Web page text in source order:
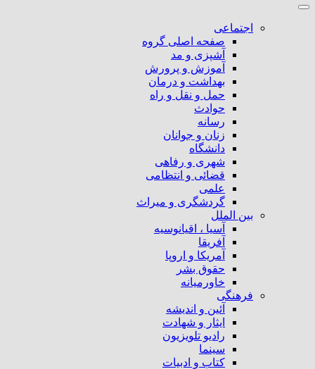
اجتماعی
صفحه اصلی گروه
آشپزی و مد
آموزش و پرورش
بهداشت و درمان
حمل و نقل و راه
حوادث
رسانه
زنان و جوانان
دانشگاه
شهری و رفاهی
قضائی و انتظامی
علمی
گردشگری و میراث
بین الملل
آسیا ، اقیانوسیه
آفریقا
آمریکا و اروپا
حقوق بشر
خاورمیانه
فرهنگی
آئین و اندیشه
ایثار و شهادت
رادیو تلویزیون
سینما
کتاب و ادبیات